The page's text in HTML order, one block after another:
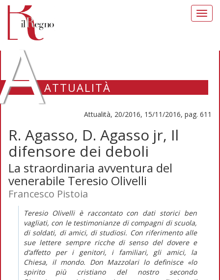
ATTUALITÀ
Attualità, 20/2016, 15/11/2016, pag. 611
R. Agasso, D. Agasso jr, Il
difensore dei deboli
La straordinaria avventura del
venerabile Teresio Olivelli
Francesco Pistoia
Teresio Olivelli è raccontato con dati storici ben
vagliati, con le testimonianze di compagni di scuola,
di soldati, di amici, di studiosi. Con riferimento alle
sue lettere sempre ricche di senso del dovere e
d’affetto per i genitori, i familiari, gli amici, la
Chiesa, il mondo. Don Mazzolari lo definisce «lo
spirito più cristiano del nostro secondo